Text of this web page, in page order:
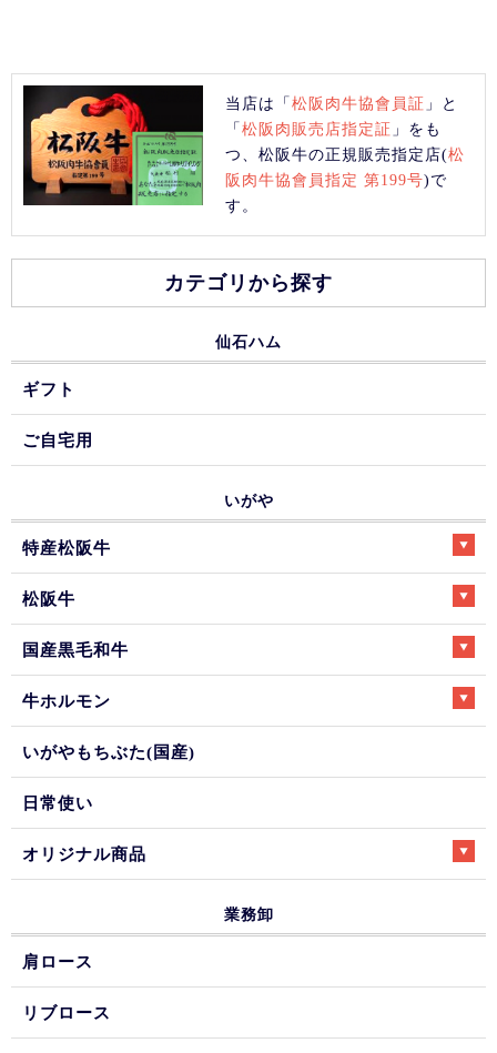
当店は「松阪肉牛協會員証 」と
「松阪肉販売店指定証 」をも
つ、松阪牛の正規販売指定店(松
阪肉牛協會員指定 第199号)で
す。
カテゴリから探す
仙石ハム
ギフト
ご自宅用
いがや
特産松阪牛
松阪牛
国産黒毛和牛
牛ホルモン
いがやもちぶた(国産)
日常使い
オリジナル商品
業務卸
肩ロース
リブロース